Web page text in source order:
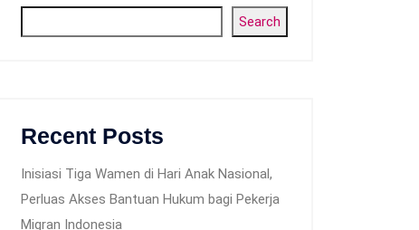
Search
Recent Posts
Inisiasi Tiga Wamen di Hari Anak Nasional,
Perluas Akses Bantuan Hukum bagi Pekerja
Migran Indonesia